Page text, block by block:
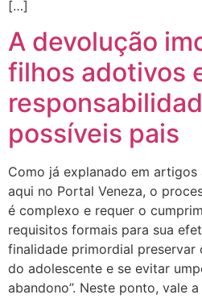
[…]
A devolução
filhos adotivos
possíveis pais
Como já explanado em
aqui no Portal Veneza, o
é complexo e requer o
requisitos formais para sua
finalidade primordial preservar
do adolescente e se evitar
abandono”. Neste ponto, vale